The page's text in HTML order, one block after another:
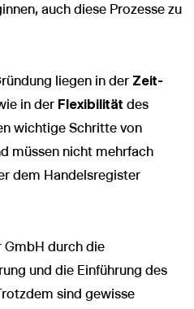
auch diese Prozesse zu
liegen in der Zeit-
in der Flexibilität des
wichtige Schritte von
müssen nicht mehrfach
dem Handelsregister
GmbH durch die
und die Einführung des
sind gewisse